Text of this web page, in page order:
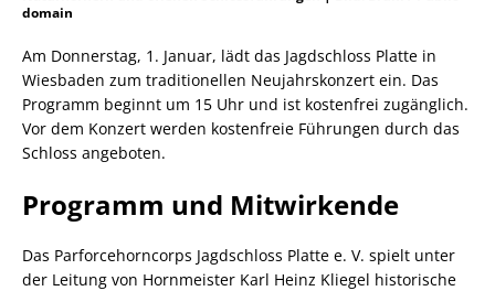
domain
Am Donnerstag, 1. Januar, lädt das Jagdschloss Platte in
Wiesbaden zum traditionellen Neujahrskonzert ein. Das
Programm beginnt um 15 Uhr und ist kostenfrei zugänglich.
Vor dem Konzert werden kostenfreie Führungen durch das
Schloss angeboten.
Programm und Mitwirkende
Das Parforcehorncorps Jagdschloss Platte e. V. spielt unter
der Leitung von Hornmeister Karl Heinz Kliegel historische